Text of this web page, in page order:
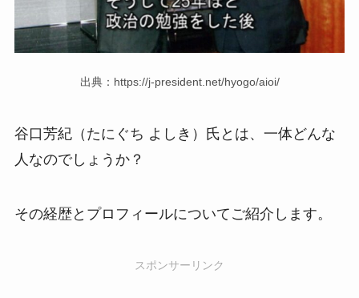
出典：https://j-president.net/hyogo/aioi/
谷口芳紀（たにぐち よしき）氏とは、一体どんな
人なのでしょうか？
その経歴とプロフィールについてご紹介します。
スポンサーリンク